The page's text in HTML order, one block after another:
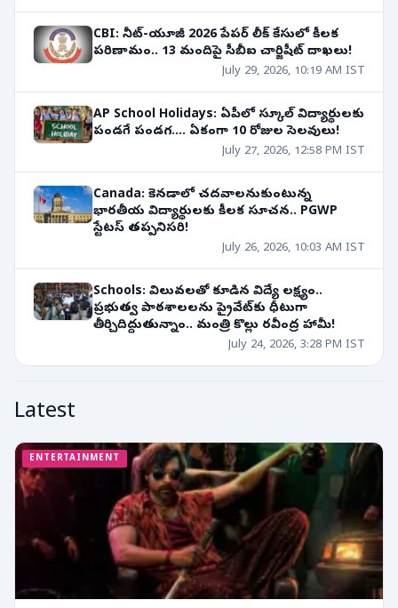
CBI: నీట్-యూజీ 2026 పేపర్ లీక్ కేసులో కీలక
పరిణామం.. 13 మందిపై సీబీఐ చార్జిషీట్ దాఖలు!
July 29, 2026, 10:19 AM IST
AP School Holidays: ఏపీలో స్కూల్ విద్యార్థులకు
పండగే పండగ.... ఏకంగా 10 రోజుల సెలవులు!
July 27, 2026, 12:58 PM IST
Canada: కెనడాలో చదవాలనుకుంటున్న
భారతీయ విద్యార్థులకు కీలక సూచన.. PGWP
స్టేటస్ తప్పనిసరి!
July 26, 2026, 10:03 AM IST
Schools: విలువలతో కూడిన విద్యే లక్ష్యం..
ప్రభుత్వ పాఠశాలలను ప్రైవేట్‌కు ధీటుగా
తీర్చిదిద్దుతున్నాం.. మంత్రి కొల్లు రవీంద్ర హామీ!
July 24, 2026, 3:28 PM IST
Latest
ENTERTAINMENT